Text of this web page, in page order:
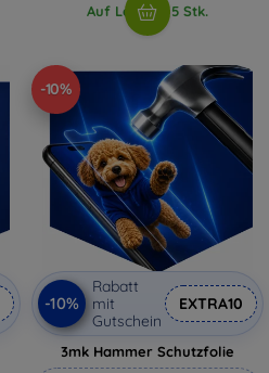
Auf Lager > 5 Stk.
-10%
-10%
Rabatt
mit
Gutschein
EXTRA10
3mk Hammer Schutzfolie